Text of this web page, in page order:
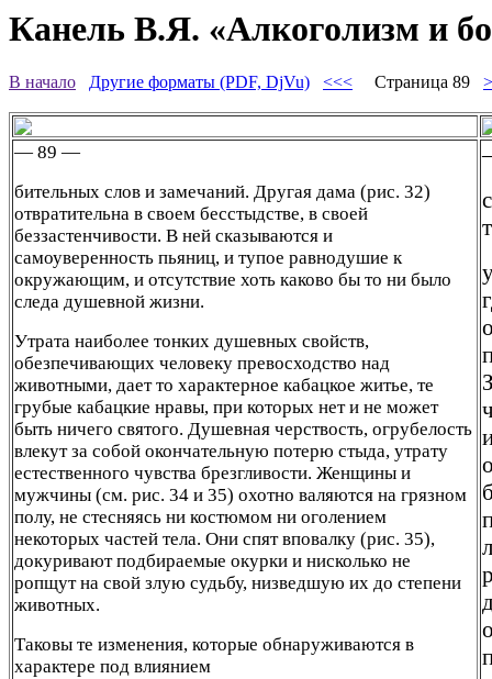
Канель В.Я. «Алкоголизм и
В начало Другие форматы (PDF, DjVu) <<< Страница 89
— 89 —
бительных слов и замечаний. Другая дама (рис. 32)
отвратительна в своем бесстыдстве, в своей
беззастенчивости. В ней сказываются и
самоуверенность пьяниц, и тупое равнодушие к
окружающим, и отсутствие хоть каково бы то ни было
следа душевной жизни.
Утрата наиболее тонких душевных свойств,
обезпечивающих человеку превосходство над
животными, дает то характерное кабацкое житье, те
грубые кабацкие нравы, при которых нет и не может
быть ничего святого. Душевная черствость, огрубелость
влекут за собой окончательную потерю стыда, утрату
естественного чувства брезгливости. Женщины и
мужчины (см. рис. 34 и 35) охотно валяются на грязном
полу, не стесняясь ни костюмом ни оголением
некоторых частей тела. Они спят вповалку (рис. 35),
докуривают подбираемые окурки и нисколько не
ропщут на свой злую судьбу, низведшую их до степени
животных.
Таковы те изменения, которые обнаруживаются в
характере под влиянием